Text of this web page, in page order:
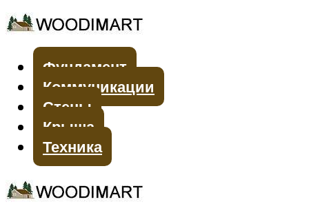
Фундамент
Коммуникации
Стены
Крыша
Техника
Меню